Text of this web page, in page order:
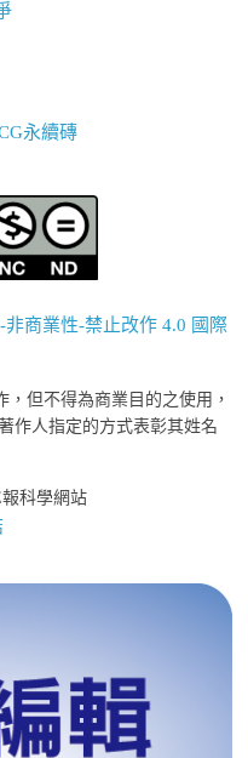
永續磚
非商業性-禁止改作 4.0 國際
但不得為商業目的之使用，
作人指定的方式表彰其姓名
科學網站